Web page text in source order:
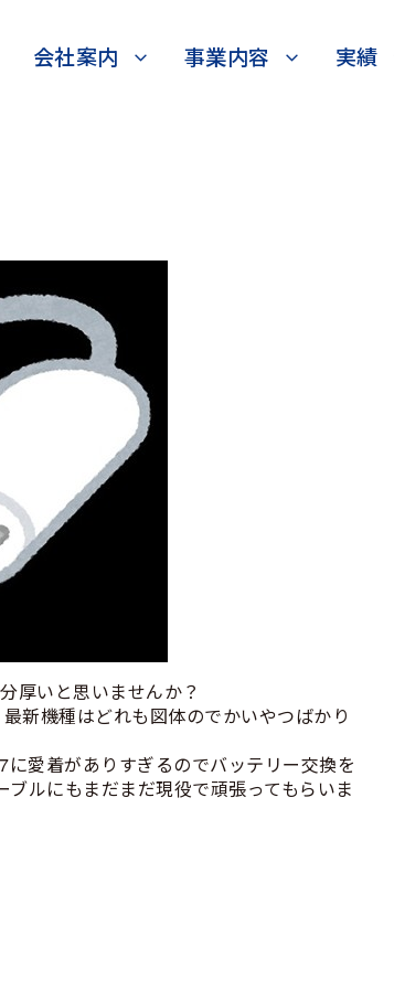
会社案内 事業内容 実績
厚いと思いませんか？
新機種はどれも図体のでかいやつばかり
愛着がありすぎるのでバッテリー交換を
ルにもまだまだ現役で頑張ってもらいま